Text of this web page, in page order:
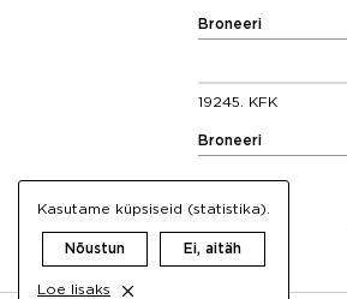
Broneeri
19245. KFK
Broneeri
Kasutame küpsiseid (statistika).
Nõustun Ei, aitäh
Loe lisaks